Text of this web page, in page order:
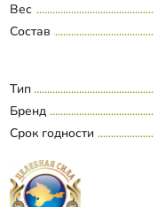
Вес
Состав
Тип
Бренд
Срок годности